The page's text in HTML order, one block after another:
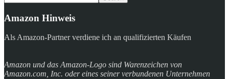
Amazon Hinweis
Als Amazon-Partner verdiene ich an qualifizierten Käufen
Amazon und das Amazon-Logo sind Warenzeichen von
Amazon.com, Inc. oder eines seiner verbundenen Unternehmen